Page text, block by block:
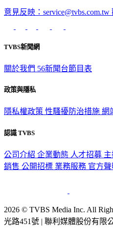
意見反映：service@tvbs.com.tw
TVBS新聞網
關於我們 56新聞台節目表
政策與隱私
隱私權政策 性騷擾防治措施 網
認識 TVBS
公司介紹 企業動態 人才招募
銷售 公開招標 業務服務 官方聲
2026 © TVBS Media Inc. All
光路451號 | 聯利媒體股份有限